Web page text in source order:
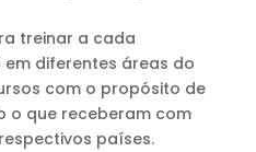
treinar a cada
diferentes áreas do
com o propósito de
o que receberam com
países.